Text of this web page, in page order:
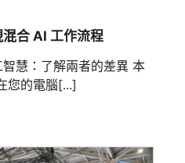
合 AI 工作流程
慧：了解兩者的差異 本
您的電腦[...]